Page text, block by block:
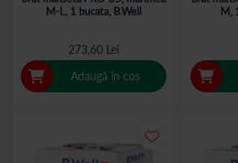
M-L, 1 bucata, B.Well
273,60 Lei
Adaugă în coș
M,